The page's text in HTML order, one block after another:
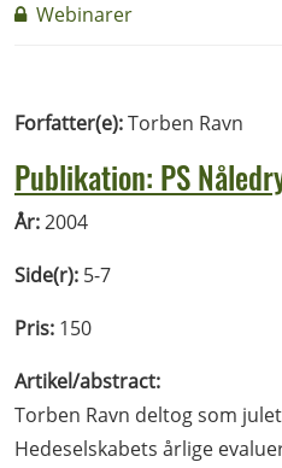
Webinarer
Forfatter(e):Torben Ravn
Publikation: PS
År:2004
Side(r): 5-7
Pris: 150
Artikel/abstract:
Torben Ravn deltog som
Hedeselskabets årlige